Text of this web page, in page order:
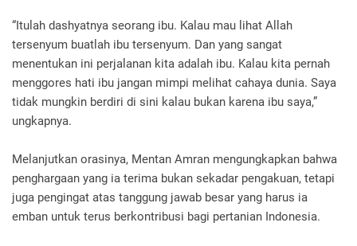
“Itulah dashyatnya seorang ibu. Kalau mau lihat Allah
tersenyum buatlah ibu tersenyum. Dan yang sangat
menentukan ini perjalanan kita adalah ibu. Kalau kita pernah
menggores hati ibu jangan mimpi melihat cahaya dunia. Saya
tidak mungkin berdiri di sini kalau bukan karena ibu saya,”
ungkapnya.
Melanjutkan orasinya, Mentan Amran mengungkapkan bahwa
penghargaan yang ia terima bukan sekadar pengakuan, tetapi
juga pengingat atas tanggung jawab besar yang harus ia
emban untuk terus berkontribusi bagi pertanian Indonesia.